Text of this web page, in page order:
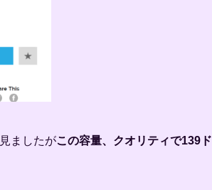
ましたがこの容量、クオリティで139ド